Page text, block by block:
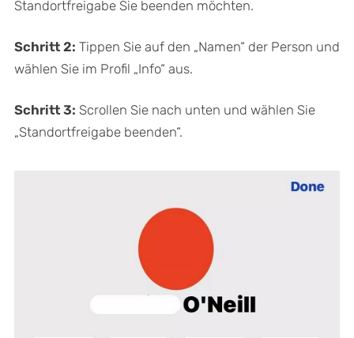
Standortfreigabe Sie beenden möchten.
Schritt 2: Tippen Sie auf den „Namen“ der Person und
wählen Sie im Profil „Info“ aus.
Schritt 3: Scrollen Sie nach unten und wählen Sie
„Standortfreigabe beenden“.